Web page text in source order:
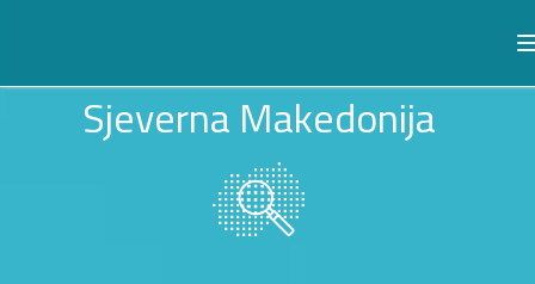
Sjeverna Makedonija